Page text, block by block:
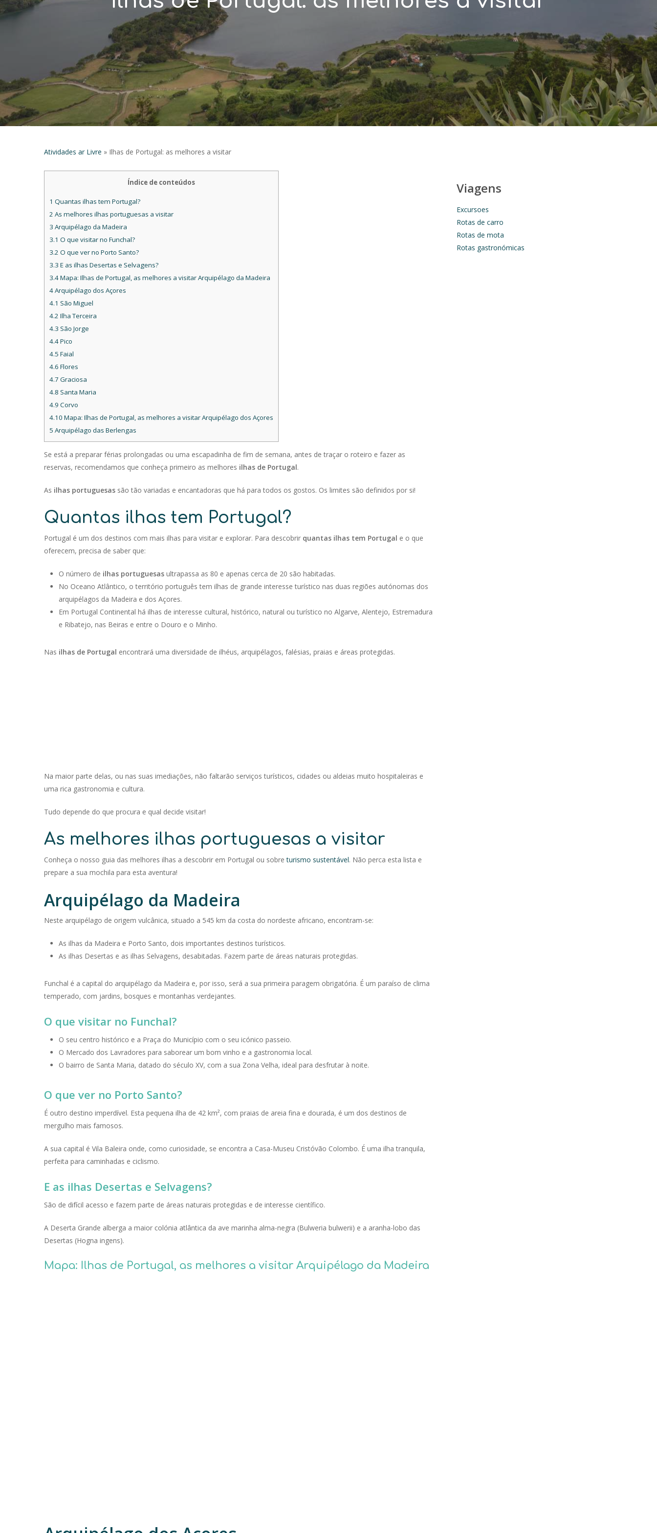
Atividades ar Livre » Ilhas de Portugal: as melhores a visitar
Índice de conteúdos
1 Quantas ilhas tem Portugal?
2 As melhores ilhas portuguesas a visitar
3 Arquipélago da Madeira
3.1 O que visitar no Funchal?
3.2 O que ver no Porto Santo?
3.3 E as ilhas Desertas e Selvagens?
3.4Mapa: Ilhas de Portugal, as melhores a visitar Arquipélago da Madeira
4Arquipélago dos Açores
4.1 São Miguel
4.2 Ilha Terceira
4.3 São Jorge
4.4Pico
4.5 Faial
4.6 Flores
4.7 Graciosa
4.8 Santa Maria
4.9 Corvo
4.10 Mapa: Ilhas de Portugal, as melhores a visitar Arquipélago dos Açores
5 Arquipélago das Berlengas
Se está a preparar férias prolongadas ou uma escapadinha de fim de semana, antes de traçar o roteiro e fazer as
reservas, recomendamos que conheça primeiro as melhores ilhas de Portugal.
As ilhas portuguesas são tão variadas e encantadoras que há para todos os gostos. Os limites são definidos por si!
Quantas ilhas tem Portugal?
Portugal é um dos destinos com mais ilhas para visitar e explorar. Para descobrir quantas ilhas tem Portugal e o que
oferecem, precisa de saber que:
O número de ilhas portuguesas ultrapassa as 80 e apenas cerca de 20 são habitadas.
No Oceano Atlântico, o território português tem ilhas de grande interesse turístico nas duas regiões autónomas dos
arquipélagos da Madeira e dos Açores.
Em Portugal Continental há ilhas de interesse cultural, histórico, natural ou turístico no Algarve, Alentejo, Estremadura
e Ribatejo, nas Beiras e entre o Douro e o Minho.
Nas ilhas de Portugal encontrará uma diversidade de ilhéus, arquipélagos, falésias, praias e áreas protegidas.
Na maior parte delas, ou nas suas imediações, não faltarão serviços turísticos, cidades ou aldeias muito hospitaleiras e
uma rica gastronomia e cultura.
Tudo depende do que procura e qual decide visitar!
As melhores ilhas portuguesas a visitar
Conheça o nosso guia das melhores ilhas a descobrir em Portugal ou sobreturismo sustentável. Não perca esta lista e
prepare a sua mochila para esta aventura!
Arquipélago da Madeira
Neste arquipélago de origem vulcânica, situado a 545 km da costa do nordeste africano, encontram-se:
As ilhas da Madeira e Porto Santo, dois importantes destinos turísticos.
As ilhas Desertas e as ilhas Selvagens, desabitadas. Fazem parte de áreas naturais protegidas.
Funchal é a capital do arquipélago da Madeira e, por isso, será a sua primeira paragem obrigatória. É um paraíso de clima
temperado, com jardins, bosques e montanhas verdejantes.
O que visitar no Funchal?
O seu centro histórico e a Praça do Município com o seu icónico passeio.
O Mercado dos Lavradores para saborear um bom vinho e a gastronomia local.
O bairro de Santa Maria, datado do século XV, com a sua Zona Velha, ideal para desfrutar à noite.
O que ver no Porto Santo?
É outro destino imperdível. Esta pequena ilha de 42 km², com praias de areia fina e dourada, é um dos destinos de
mergulho mais famosos.
A sua capital é Vila Baleira onde, como curiosidade, se encontra a Casa-Museu Cristóvão Colombo. É uma ilha tranquila,
perfeita para caminhadas e ciclismo.
E as ilhas Desertas e Selvagens?
São de difícil acesso e fazem parte de áreas naturais protegidas e de interesse científico.
A Deserta Grande alberga a maior colónia atlântica da ave marinha alma-negra (Bulweria bulwerii) e a aranha-lobo das
Desertas (Hogna ingens).
Mapa: Ilhas de Portugal, as melhores a visitar Arquipélago da Madeira
Viagens
Excursoes
Rotas de carro
Rotas de mota
Rotas gastronómicas